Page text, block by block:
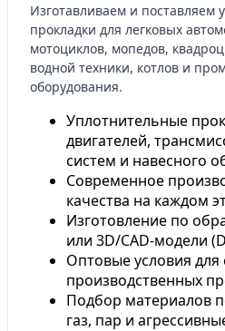
Изготавливаем и поставляем
прокладки для легковых
мотоциклов, мопедов,
водной техники, котлов и
оборудования.
Уплотнительные
двигателей,
систем и навесного
Современное
качества на каждом
Изготовление по
или 3D/CAD-модели
Оптовые условия
производственных
Подбор материалов
газ, пар и